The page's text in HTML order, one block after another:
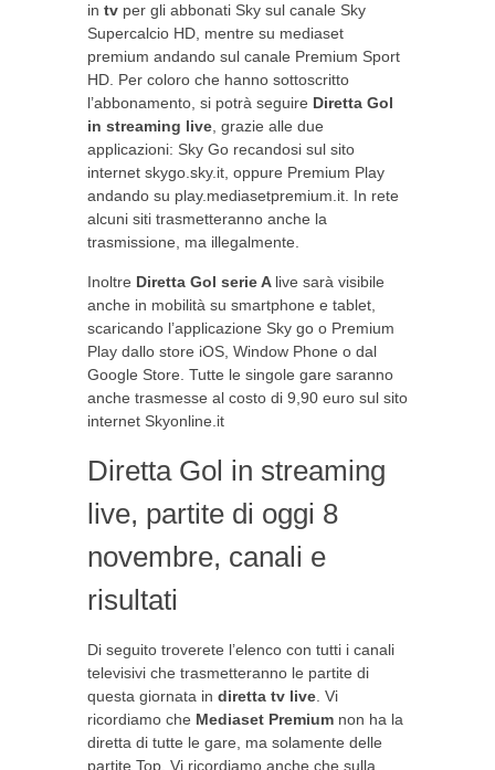
in tv per gli abbonati Sky sul canale Sky
Supercalcio HD, mentre su mediaset
premium andando sul canale Premium Sport
HD. Per coloro che hanno sottoscritto
l’abbonamento, si potrà seguire Diretta Gol
in streaming live, grazie alle due
applicazioni: Sky Go recandosi sul sito
internet skygo.sky.it, oppure Premium Play
andando su play.mediasetpremium.it. In rete
alcuni siti trasmetteranno anche la
trasmissione, ma illegalmente.
Inoltre Diretta Gol serie A live sarà visibile
anche in mobilità su smartphone e tablet,
scaricando l’applicazione Sky go o Premium
Play dallo store iOS, Window Phone o dal
Google Store. Tutte le singole gare saranno
anche trasmesse al costo di 9,90 euro sul sito
internet Skyonline.it
Diretta Gol in streaming
live, partite di oggi 8
novembre, canali e
risultati
Di seguito troverete l’elenco con tutti i canali
televisivi che trasmetteranno le partite di
questa giornata in diretta tv live. Vi
ricordiamo che Mediaset Premium non ha la
diretta di tutte le gare, ma solamente delle
partite Top. Vi ricordiamo anche che sulla